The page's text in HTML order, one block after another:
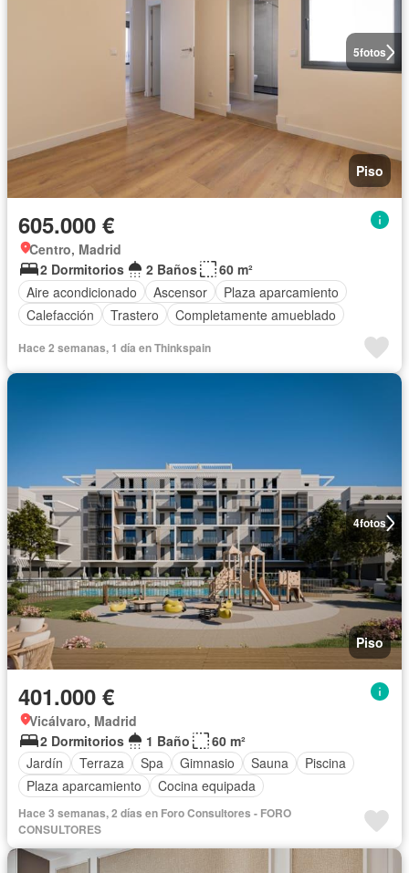
5fotos
Piso
605.000 €
Centro, Madrid
2 Dormitorios
2 Baños
60 m²
Aire acondicionado
Ascensor
Plaza aparcamiento
Calefacción
Trastero Completamente amueblado
Hace 2 semanas, 1 día en Thinkspain
4fotos
Piso
401.000 €
Vicálvaro, Madrid
2 Dormitorios
1 Baño
60 m²
Jardín
Terraza Spa Gimnasio Sauna
Piscina
Plaza aparcamiento
Cocina equipada
Hace 3 semanas, 2 días en Foro Consultores - FORO
CONSULTORES